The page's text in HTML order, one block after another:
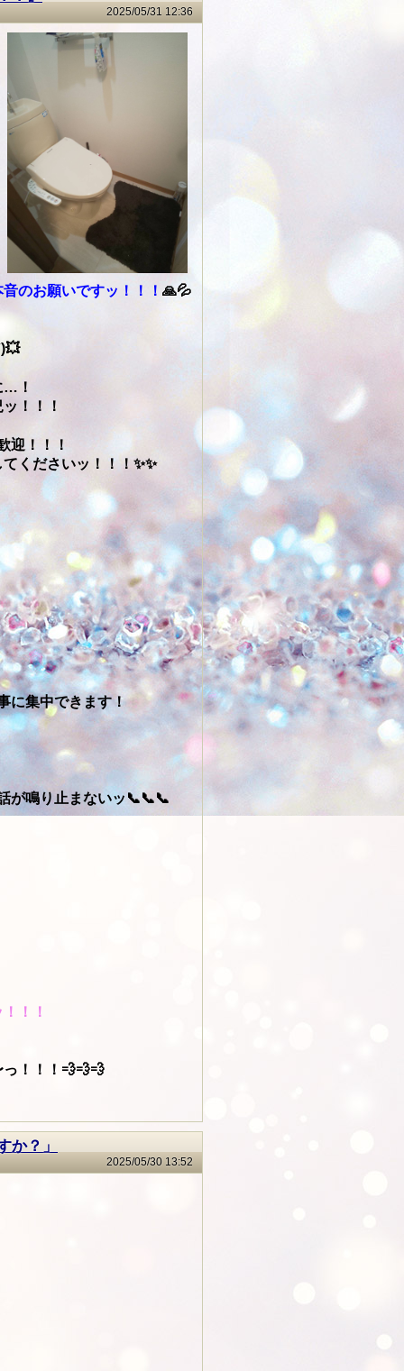
2025/05/31 12:36
のお願いですッ！！！ 🙏💦
…！
！！！
迎！！！
くださいッ！！！✨✨
に集中できます！
が鳴り止まないッ📞📞📞
！！
！！！💨💨💨
？」
2025/05/30 13:52